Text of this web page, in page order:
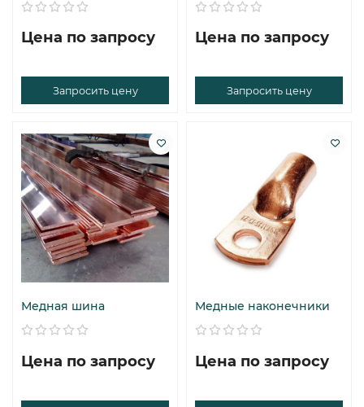
Цена по запросу
Запросить цену
Цена по запросу
Запросить цену
Медная шина
Цена по запросу
Медные наконечники
Цена по запросу